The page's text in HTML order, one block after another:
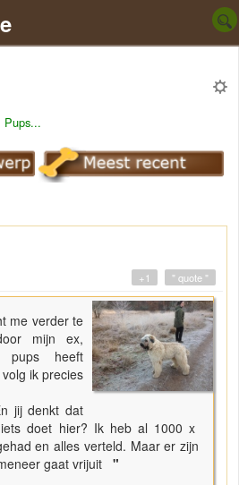
Pups...
" quote "
+1
me verder te
mijn ex,
pups heeft
ik precies
jij denkt dat
doet hier? Ik heb al 1000 x
en alles verteld. Maar er zijn
gaat vrijuit "